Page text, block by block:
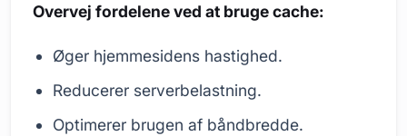
Overvej fordelene ved at bruge cache:
Øger hjemmesidens hastighed.
Reducerer serverbelastning.
Optimerer brugen af båndbredde.